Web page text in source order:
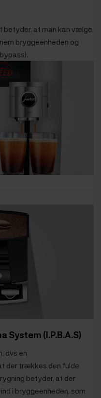
betyder, at man kan vælge,
bryggeenheden og
System (I.P.B.A.S)
dvs en
der trækkes den fulde
betyder, at der
i bryggeenheden, som